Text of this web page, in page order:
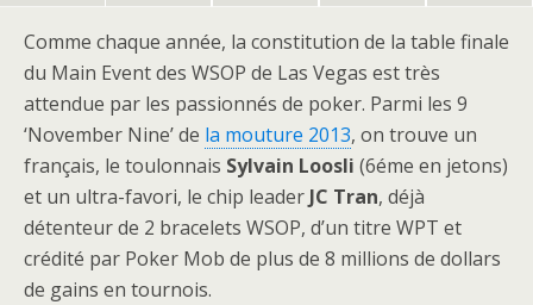
Comme chaque année, la constitution de la table finale
du Main Event des WSOP de Las Vegas est très
attendue par les passionnés de poker. Parmi les 9
‘November Nine’ de la mouture 2013, on trouve un
français, le toulonnais Sylvain Loosli (6éme en jetons)
et un ultra-favori, le chip leader JC Tran, déjà
détenteur de 2 bracelets WSOP, d’un titre WPT et
crédité par Poker Mob de plus de 8 millions de dollars
de gains en tournois.